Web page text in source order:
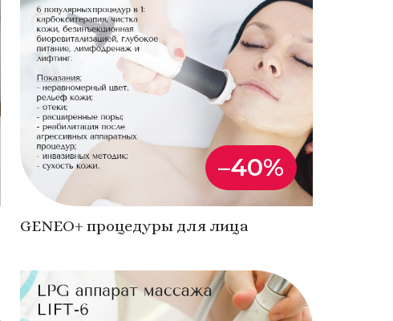
–40%
GENEO+ процедуры для лица